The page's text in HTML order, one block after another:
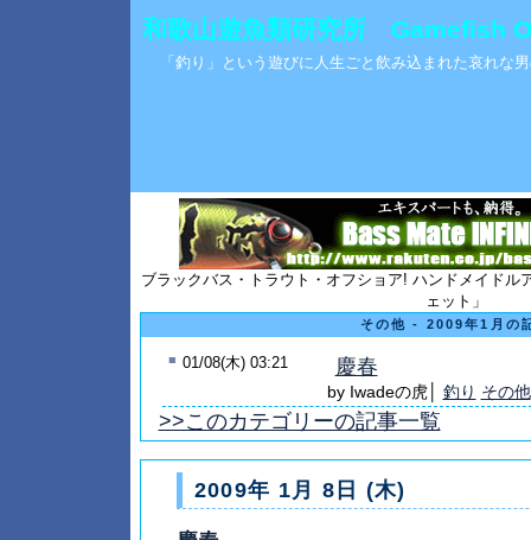
和歌山遊魚類研究所 Gamefish
「釣り」という遊びに人生ごと飲み込まれた哀れな
ブラックバス・トラウト・オフショア! ハンドメイドル
ェット」
その他 - 2009年1月の
■ 01/08(木) 03:21 慶春
by Iwadeの虎│ 釣り その他
>>このカテゴリーの記事一覧
2009年 1月 8日 (木)